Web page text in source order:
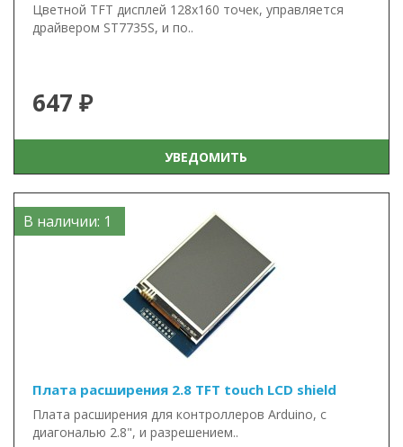
Цветной TFT дисплей 128х160 точек, управляется
драйвером ST7735S, и по..
647 ₽
УВЕДОМИТЬ
В наличии: 1
Плата расширения 2.8 TFT touch LCD shield
Плата расширения для контроллеров Arduino, с
диагональю 2.8", и разрешением..